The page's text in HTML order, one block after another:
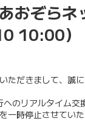
おぞら
10:00）
ただきまして、誠
のリアルタイム交
一時停止させていた